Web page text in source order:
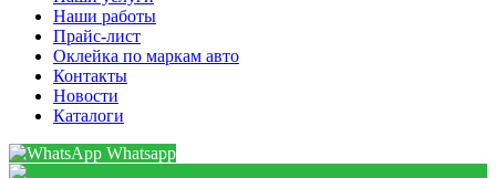
Наши работы
Прайс-лист
Оклейка по маркам авто
Контакты
Новости
Каталоги
Whatsapp